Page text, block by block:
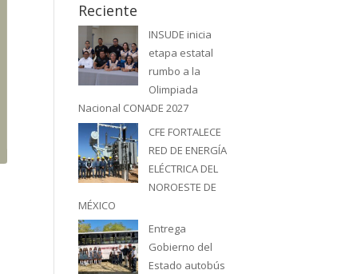
Reciente
INSUDE inicia
etapa estatal
rumbo a la
Olimpiada
Nacional CONADE 2027
CFE FORTALECE
RED DE ENERGÍA
ELÉCTRICA DEL
NOROESTE DE
MÉXICO
Entrega
Gobierno del
Estado autobús